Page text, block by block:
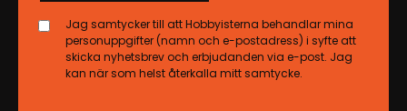
Jag samtycker till att Hobbyisterna behandlar mina
personuppgifter (namn och e-postadress) i syfte att
skicka nyhetsbrev och erbjudanden via e-post. Jag
kan när som helst återkalla mitt samtycke.